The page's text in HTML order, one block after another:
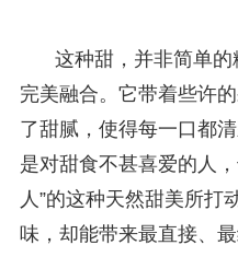
这种甜，并非简单
完美融合。它带着些许
了甜腻，使得每一口都
是对甜食不甚喜爱的人
人”的这种天然甜美所打
味，却能带来最直接、最